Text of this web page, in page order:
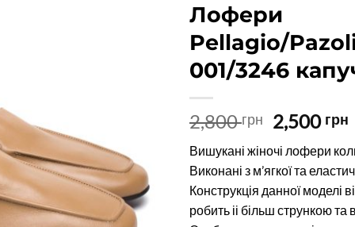
Лофери
Pellagio/
001/3246
2,800грн
ціна:
2,800
2,500 грн
Вишукані жіночі лофери
Виконані з м’ягкої та
Конструкція данної моделі
робить іі більш стрункою та